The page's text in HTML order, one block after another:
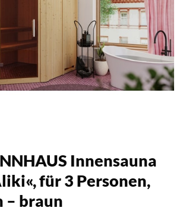
Innensauna
für 3 Personen,
– braun